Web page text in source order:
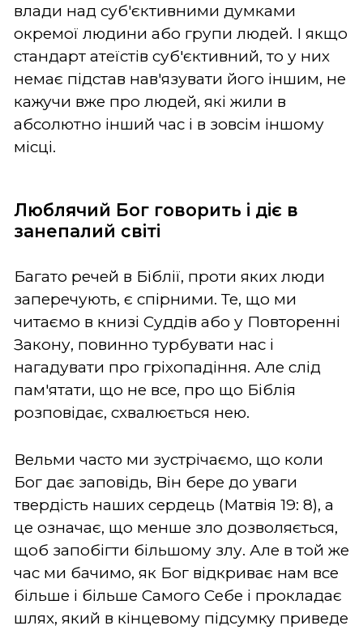
влади над суб'єктивними думками
окремої людини або групи людей. І якщо
стандарт атеїстів суб'єктивний, то у них
немає підстав нав'язувати його іншим, не
кажучи вже про людей, які жили в
абсолютно інший час і в зовсім іншому
місці.
Люблячий Бог говорить і діє в
занепалий світі
Багато речей в Біблії, проти яких люди
заперечують, є спірними. Те, що ми
читаємо в книзі Суддів або у Повторенні
Закону, повинно турбувати нас і
нагадувати про гріхопадіння. Але слід
пам'ятати, що не все, про що Біблія
розповідає, схвалюється нею.
Вельми часто ми зустрічаємо, що коли
Бог дає заповідь, Він бере до уваги
твердість наших сердець (Матвія 19: 8), а
це означає, що менше зло дозволяється,
щоб запобігти більшому злу. Але в той же
час ми бачимо, як Бог відкриває нам все
більше і більше Самого Себе і прокладає
шлях, який в кінцевому підсумку приведе